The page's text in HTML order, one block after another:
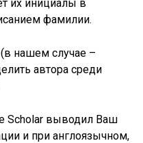
их инициалы в
фамилии.
нашем случае –
автора среди
Scholar выводил Ваш
и при англоязычном,